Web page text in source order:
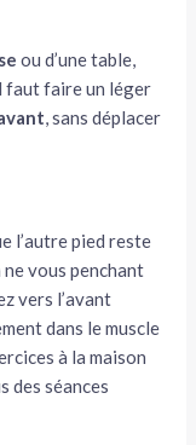
ou d’une table,
faut faire un léger
, sans déplacer
l’autre pied reste
vous penchant
vers l’avant
dans le muscle
à la maison
des séances